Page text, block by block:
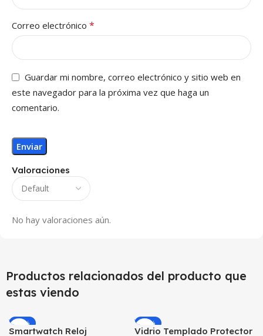
Valoraciones
No hay valoraciones aún.
Correo electrónico *
Guardar mi nombre, correo electrónico y sitio web en
este navegador para la próxima vez que haga un
comentario.
Productos relacionados del producto que
estas viendo
-10%
Smartwatch Reloj
-25%
Vidrio Templado Protector